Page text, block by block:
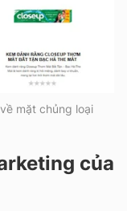
mặt chủng loại
của